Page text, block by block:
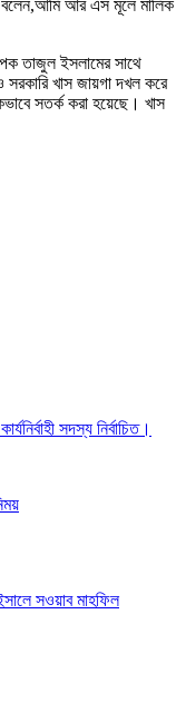
বলেন,আমি আর এস মূলে মালিক
তাজুল ইসলামের সাথে
সরকারি খাস জায়গা দখল করে
সতর্ক করা হয়েছে। খাস
সদস্য নির্বাচিত।
সওয়াব মাহফিল